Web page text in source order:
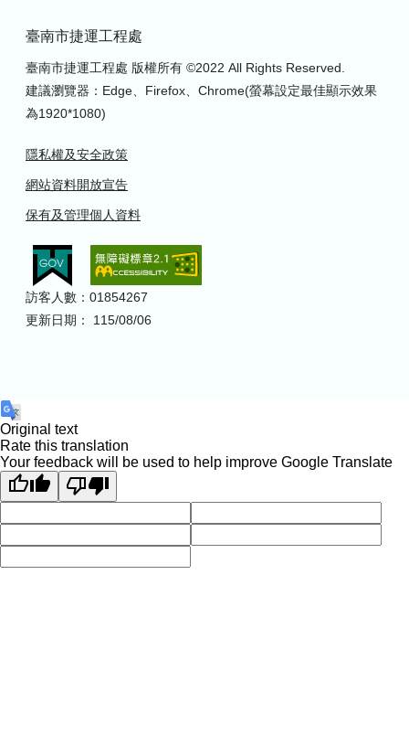
臺南市捷運工程處
臺南市捷運工程處 版權所有 ©2022 All Rights Reserved.
建議瀏覽器：Edge、Firefox、Chrome(螢幕設定最佳顯示效果
為1920*1080)
隱私權及安全政策
網站資料開放宣告
保有及管理個人資料
訪客人數：01854267
更新日期： 115/08/06
Original text
Rate this translation
Your feedback will be used to help improve Google Translate